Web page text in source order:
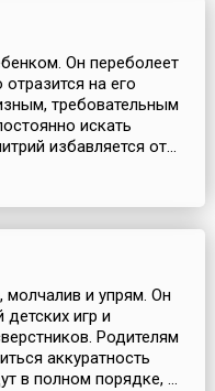
Он переболеет
на его
требовательным
искать
избавляется от...
и упрям. Он
игр и
Родителям
аккуратность
в полном порядке, ...